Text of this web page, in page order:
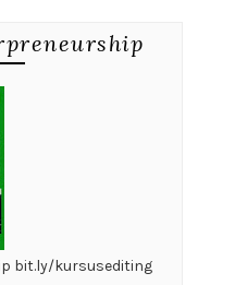
bit.ly/kursusediting